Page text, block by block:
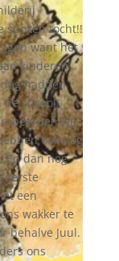
spoken tocht!!
want het
kinderen
hadden
de school!
wij
ook nog
En dan nog
eerste
een
wakker te
behalve Juul.
ons